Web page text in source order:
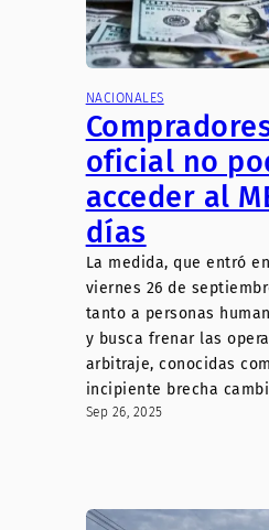
NACIONALES
oficial no
acceder al
días
La medida, que entró
viernes 26 de
tanto a personas
y busca frenar las
arbitraje, conocidas
incipiente brecha
Sep 26, 2025